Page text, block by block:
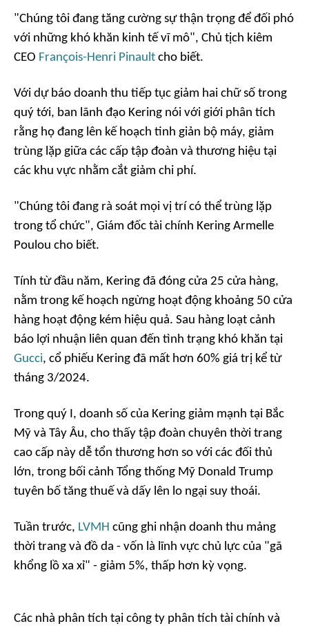
"Chúng tôi đang tăng cường sự thận trọng để đối phó
với những khó khăn kinh tế vĩ mô", Chủ tịch kiêm
CEO François-Henri Pinault cho biết.
Với dự báo doanh thu tiếp tục giảm hai chữ số trong
quý tới, ban lãnh đạo Kering nói với giới phân tích
rằng họ đang lên kế hoạch tinh giản bộ máy, giảm
trùng lặp giữa các cấp tập đoàn và thương hiệu tại
các khu vực nhằm cắt giảm chi phí.
"Chúng tôi đang rà soát mọi vị trí có thể trùng lặp
trong tổ chức", Giám đốc tài chính Kering Armelle
Poulou cho biết.
Tính từ đầu năm, Kering đã đóng cửa 25 cửa hàng,
nằm trong kế hoạch ngừng hoạt động khoảng 50 cửa
hàng hoạt động kém hiệu quả. Sau hàng loạt cảnh
báo lợi nhuận liên quan đến tình trạng khó khăn tại
Gucci, cổ phiếu Kering đã mất hơn 60% giá trị kể từ
tháng 3/2024.
Trong quý I, doanh số của Kering giảm mạnh tại Bắc
Mỹ và Tây Âu, cho thấy tập đoàn chuyên thời trang
cao cấp này dễ tổn thương hơn so với các đối thủ
lớn, trong bối cảnh Tổng thống Mỹ Donald Trump
tuyên bố tăng thuế và dấy lên lo ngại suy thoái.
Tuần trước, LVMH cũng ghi nhận doanh thu mảng
thời trang và đồ da - vốn là lĩnh vực chủ lực của "gã
khổng lồ xa xỉ" - giảm 5%, thấp hơn kỳ vọng.
Các nhà phân tích tại công ty phân tích tài chính và